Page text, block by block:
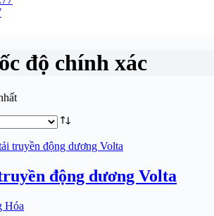
độ chính xác
động dương Volta
Hóa